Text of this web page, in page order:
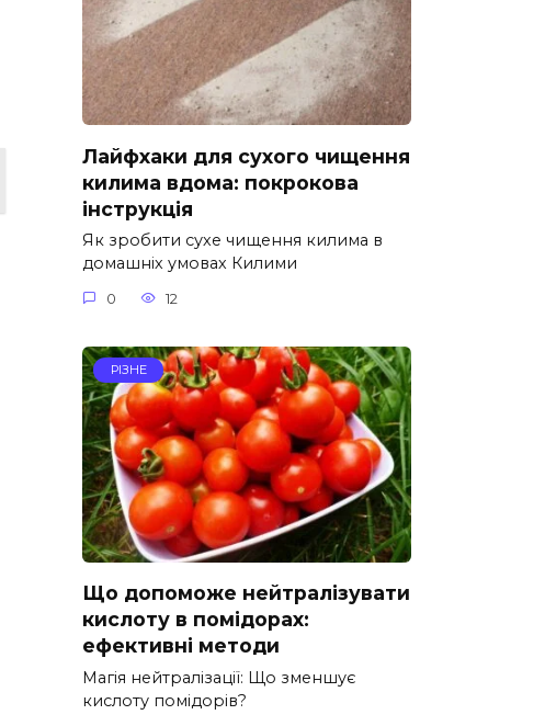
Лайфхаки для сухого чищення
килима вдома: покрокова
інструкція
Як зробити сухе чищення килима в
домашніх умовах Килими
0 12
РІЗНЕ
Що допоможе нейтралізувати
кислоту в помідорах:
ефективні методи
Магія нейтралізації: Що зменшує
кислоту помідорів?